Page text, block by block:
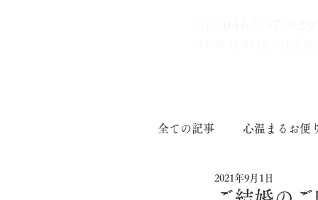
全ての記事 心温まるお便
印章道
2021年9月1日